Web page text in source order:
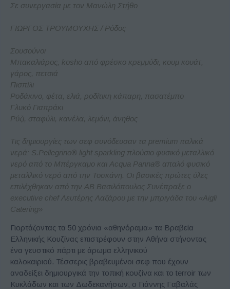
Σε συνεργασία με τον Μανώλη Στήθο
ΓΙΩΡΓΟΣ ΤΡΟΥΜΟΥΧΗΣ / Ρόδος
Σουσούνοι
Μπακαλιάρος, kosho από φρέσκο κρεμμύδι, κουμ κουάτ,
γάρος, πετσιά
Πισπίλι
Ροδάκινο, φέτα, ελιά, ροδίτικη κάπαρη, πασατέμπο
Γλυκό Γιαπράκι
Ρύζι, σταφύλι, κανέλα, λεμόνι, άνηθος
Τις δημιουργίες των σεφ συνόδευσαν τα premium ιταλικά
νερά: S.Pellegrino® light sparkling πλούσιο φυσικό μεταλλικό
νερό από το Μπέργκαμο και Αcqua Panna® απαλό φυσικό
μεταλλικό νερό από την Τοσκάνη. Οι βασικές πρώτες ύλες
επιλέχθηκαν από την ΑΒ Βασιλόπουλος Συνέπραξε ο
executive chef Λευτέρης Λαζάρου με την μπριγάδα του «Aigli
Catering»
Γιορτάζοντας τα 50 χρόνια «αθηνόραμα» τα Βραβεία
Ελληνικής Κουζίνας επιστρέφουν στην Αθήνα στήνοντας
ένα γευστικό πάρτι με άρωμα ελληνικού
καλοκαιριού. Τέσσερις βραβευμένοι σεφ που έχουν
αναδείξει δημιουργικά την τοπική κουζίνα και το terroir των
Κυκλάδων και των Δωδεκανήσων, ο Γιάννης Γαβαλάς